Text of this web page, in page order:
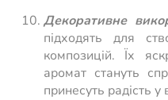
Декоративне
підходять для
композицій. Їх
аромат стануть
принесуть радість у